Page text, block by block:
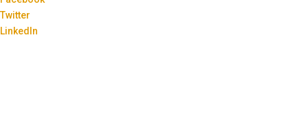
Twitter
LinkedIn